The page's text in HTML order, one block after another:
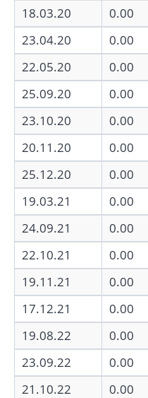
18.03.20
0.00
23.04.20
0.00
22.05.20
0.00
25.09.20
0.00
23.10.20
0.00
20.11.20
0.00
25.12.20
0.00
19.03.21
0.00
24.09.21
0.00
22.10.21
0.00
19.11.21
0.00
17.12.21
0.00
19.08.22
0.00
23.09.22
0.00
21.10.22
0.00